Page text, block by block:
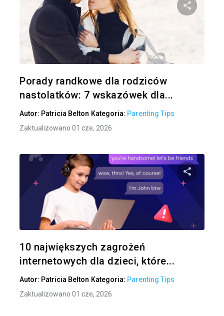
Porady randkowe dla rodziców
nastolatków: 7 wskazówek dla...
Autor: Patricia Belton Kategoria: Parenting Tips
Zaktualizowano 01 cze, 2026
10 największych zagrożeń
internetowych dla dzieci, które...
Autor: Patricia Belton Kategoria: Parenting Tips
Zaktualizowano 01 cze, 2026